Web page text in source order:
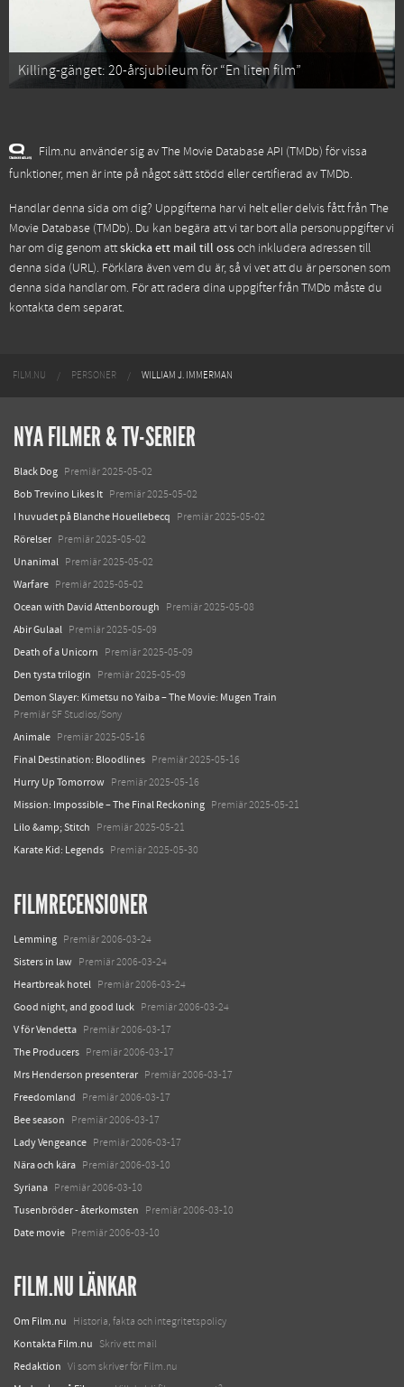
Killing-gänget: 20-årsjubileum för “En liten film”
Film.nu använder sig av The Movie Database API (TMDb) för vissa
funktioner, men är inte på något sätt stödd eller certifierad av TMDb.
Handlar denna sida om dig? Uppgifterna har vi helt eller delvis fått frånThe
Movie Database (TMDb). Du kan begära att vi tar bort alla personuppgifter vi
har om dig genom attskicka ett mail till ossoch inkludera adressen till
denna sida (URL). Förklara även vem du är, så vi vet att du är personen som
denna sida handlar om. För att radera dina uppgifter från TMDb måste du
kontakta dem separat.
FILM.NU PERSONER WILLIAM J. IMMERMAN
NYA FILMER & TV-SERIER
Black Dog Premiär 2025-05-02
Bob Trevino Likes It Premiär 2025-05-02
I huvudet på Blanche Houellebecq Premiär 2025-05-02
Rörelser Premiär 2025-05-02
Unanimal Premiär 2025-05-02
Warfare Premiär 2025-05-02
Ocean with David Attenborough Premiär 2025-05-08
Abir Gulaal Premiär 2025-05-09
Death of a Unicorn Premiär 2025-05-09
Den tysta trilogin Premiär 2025-05-09
Demon Slayer: Kimetsu no Yaiba – The Movie: Mugen Train
Premiär SF Studios/Sony
Animale Premiär 2025-05-16
Final Destination: Bloodlines Premiär 2025-05-16
Hurry Up Tomorrow Premiär 2025-05-16
Mission: Impossible – The Final Reckoning Premiär 2025-05-21
Lilo &amp; Stitch Premiär 2025-05-21
Karate Kid: Legends Premiär 2025-05-30
FILMRECENSIONER
Lemming Premiär 2006-03-24
Sisters in law Premiär 2006-03-24
Heartbreak hotel Premiär 2006-03-24
Good night, and good luck Premiär 2006-03-24
V för Vendetta Premiär 2006-03-17
The Producers Premiär 2006-03-17
Mrs Henderson presenterar Premiär 2006-03-17
Freedomland Premiär 2006-03-17
Bee season Premiär 2006-03-17
Lady Vengeance Premiär 2006-03-17
Nära och kära Premiär 2006-03-10
Syriana Premiär 2006-03-10
Tusenbröder - återkomsten Premiär 2006-03-10
Date movie Premiär 2006-03-10
FILM.NU LÄNKAR
Om Film.nu Historia, fakta och integritetspolicy
Kontakta Film.nu Skriv ett mail
Redaktion Vi som skriver för Film.nu